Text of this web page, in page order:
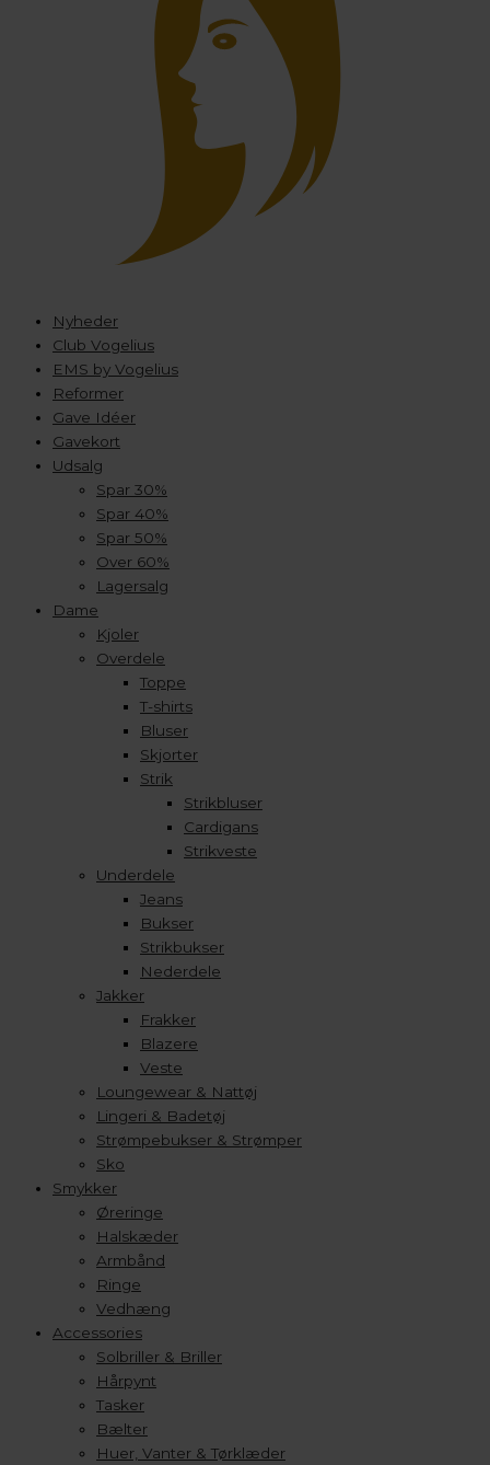
Nyheder
Club Vogelius
EMS by Vogelius
Reformer
Gave Idéer
Gavekort
Udsalg
Spar 30%
Spar 40%
Spar 50%
Over 60%
Lagersalg
Dame
Kjoler
Overdele
Toppe
T-shirts
Bluser
Skjorter
Strik
Strikbluser
Cardigans
Strikveste
Underdele
Jeans
Bukser
Strikbukser
Nederdele
Jakker
Frakker
Blazere
Veste
Loungewear & Nattøj
Lingeri & Badetøj
Strømpebukser & Strømper
Sko
Smykker
Øreringe
Halskæder
Armbånd
Ringe
Vedhæng
Accessories
Solbriller & Briller
Hårpynt
Tasker
Bælter
Huer, Vanter & Tørklæder